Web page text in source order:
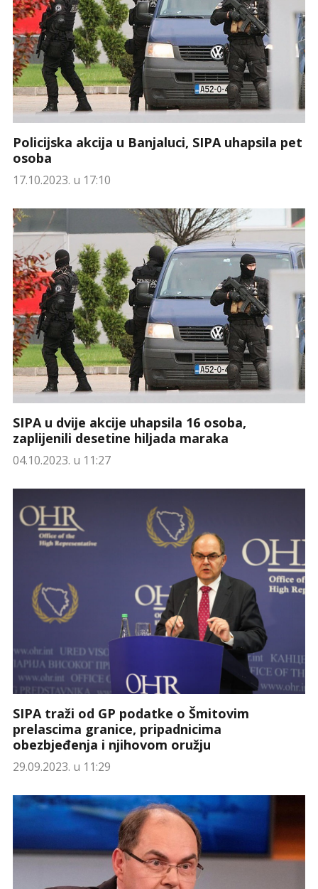
Policijska akcija u Banjaluci, SIPA uhapsila pet
osoba
17.10.2023. u 17:10
SIPA u dvije akcije uhapsila 16 osoba,
zaplijenili desetine hiljada maraka
04.10.2023. u 11:27
SIPA traži od GP podatke o Šmitovim
prelascima granice, pripadnicima
obezbjeđenja i njihovom oružju
29.09.2023. u 11:29